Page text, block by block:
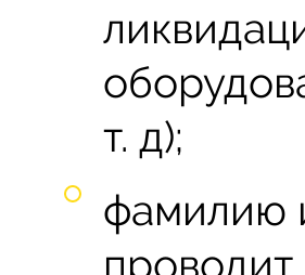
т. д);
фамилию
проводит